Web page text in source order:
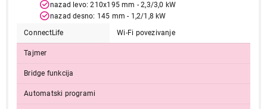
nazad levo: 210x195 mm - 2,3/3,0 kW
nazad desno: 145 mm - 1,2/1,8 kW
ConnectLife
Wi-Fi povezivanje
Tajmer
Bridge funkcija
Automatski programi